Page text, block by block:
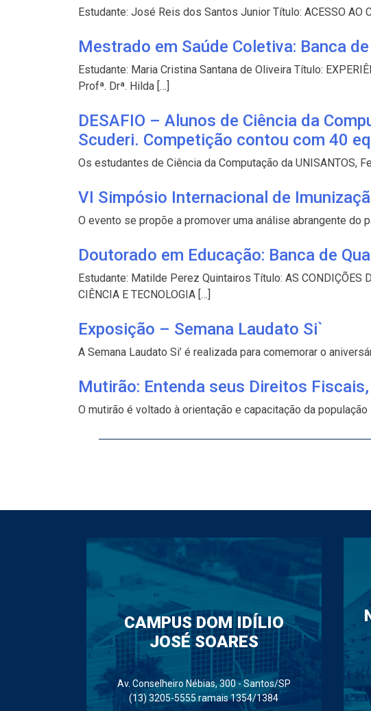
Estudante: José Reis dos Santos Junior Título: ACESSO AO
Mestrado em Saúde Coletiva: Banca
Estudante: Maria Cristina Santana de Oliveira Título:
Profª. Drª. Hilda […]
DESAFIO – Alunos de Ciência da
Scuderi. Competição contou com 40
Os estudantes de Ciência da Computação da UNISANTOS,
VI Simpósio Internacional de
O evento se propõe a promover uma análise abrangente do
Doutorado em Educação: Banca de
Estudante: Matilde Perez Quintairos Título: AS CONDIÇÕES
CIÊNCIA E TECNOLOGIA […]
Exposição – Semana Laudato Si`
A Semana Laudato Si’ é realizada para comemorar o
Mutirão: Entenda seus Direitos
O mutirão é voltado à orientação e capacitação da
CAMPUS DOM IDÍLIO
JOSÉ SOARES
Av. Conselheiro Nébias, 300 - Santos/SP
(13) 3205-5555 ramais 1354/1384